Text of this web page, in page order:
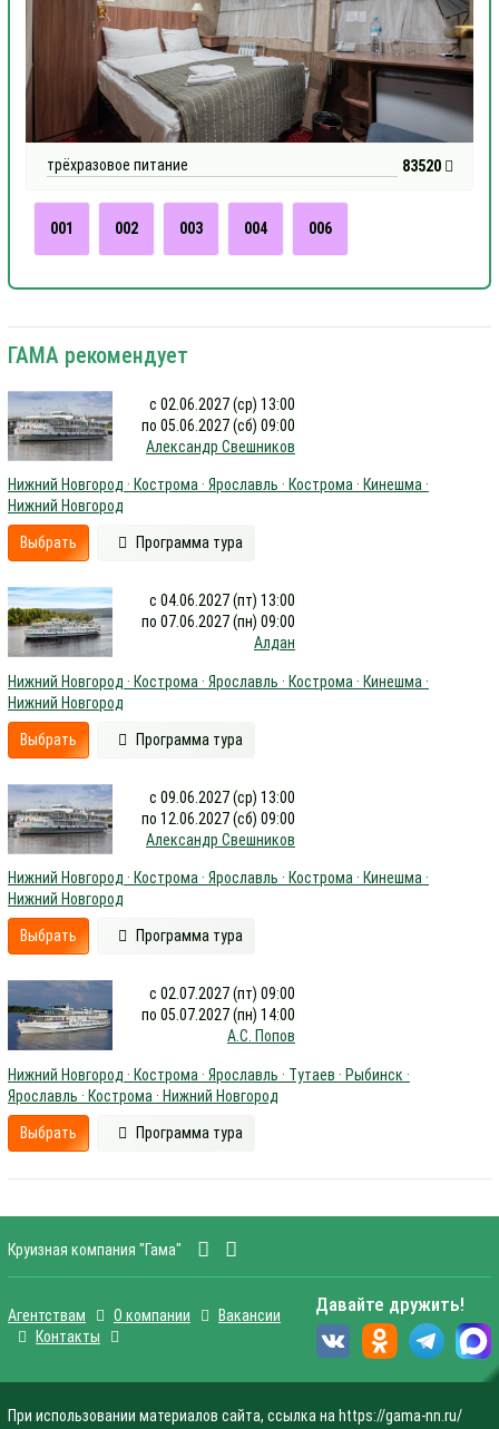
трёхразовое питание 83520
001 002 003 004 006
ГАМА рекомендует
с 02.06.2027 (ср) 13:00
по 05.06.2027 (сб) 09:00
Александр Свешников
Нижний Новгород · Кострома · Ярославль · Кострома · Кинешма ·
Нижний Новгород
Выбрать Программа тура
с 04.06.2027 (пт) 13:00
по 07.06.2027 (пн) 09:00
Алдан
Нижний Новгород · Кострома · Ярославль · Кострома · Кинешма ·
Нижний Новгород
Выбрать Программа тура
с 09.06.2027 (ср) 13:00
по 12.06.2027 (сб) 09:00
Александр Свешников
Нижний Новгород · Кострома · Ярославль · Кострома · Кинешма ·
Нижний Новгород
Выбрать Программа тура
с 02.07.2027 (пт) 09:00
по 05.07.2027 (пн) 14:00
А.С. Попов
Нижний Новгород · Кострома · Ярославль · Тутаев · Рыбинск ·
Ярославль · Кострома · Нижний Новгород
Выбрать Программа тура
Круизная компания "Гама"
Агентствам О компании
Вакансии
Контакты
Давайте дружить!
При использовании материалов сайта, ссылка на https://gama-nn.ru/